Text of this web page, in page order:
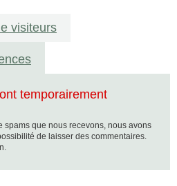
visiteurs
temporairement
spams que nous recevons, nous avons
de laisser des commentaires.